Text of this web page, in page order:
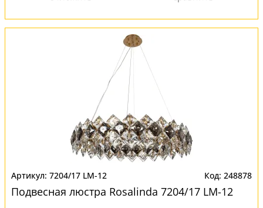
7204/17 LM-12 248878
Подвесная люстра Rosalinda 7204/17 LM-12